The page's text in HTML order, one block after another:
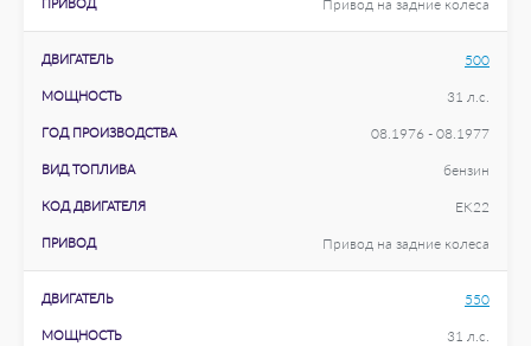
Привод на задние колеса
ДВИГАТЕЛЬ 500
МОЩНОСТЬ 31 л.с.
ГОД ПРОИЗВОДСТВА 08.1976 - 08.1977
ВИД ТОПЛИВА бензин
КОД ДВИГАТЕЛЯ EK22
ПРИВОД Привод на задние колеса
ДВИГАТЕЛЬ 550
МОЩНОСТЬ 31 л.с.